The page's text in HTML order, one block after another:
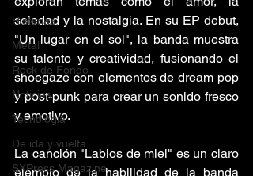
Historias
Metal
Rock de Fondo
Noticias
Tecnología
De ida y vuelta
SXPress Magazine
soledad y la nostalgia. En su EP debut,
"Un lugar en el sol", la banda muestra
su talento y creatividad, fusionando el
shoegaze con elementos de dream pop
y post-punk para crear un sonido fresco
y emotivo.
La canción "Labios de miel" es un claro
ejemplo de la habilidad de la banda